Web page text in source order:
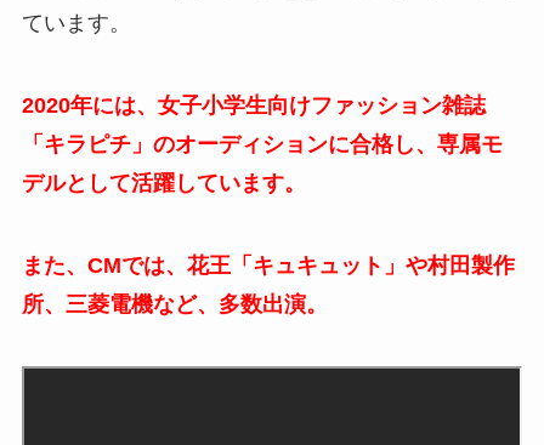
ています。
2020年には、女子小学生向けファッション雑誌
「キラピチ」のオーディションに合格し、専属モ
デルとして活躍しています。
また、CMでは、花王「キュキュット」や村田製作
所、三菱電機など、多数出演。